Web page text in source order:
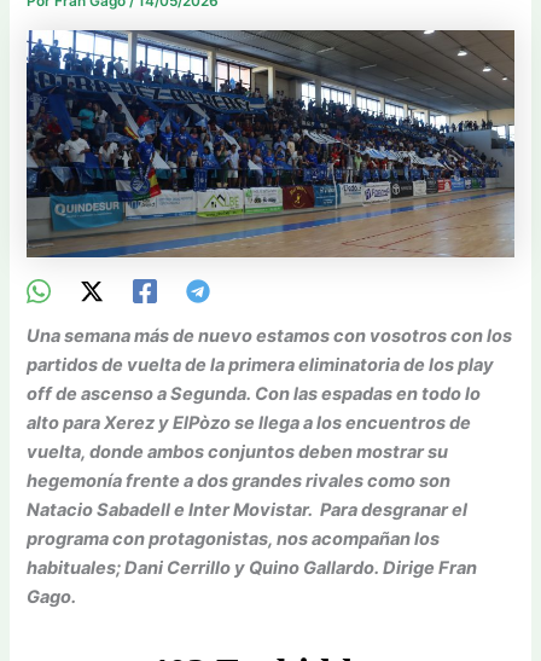
Una semana más de nuevo estamos con vosotros con los
partidos de vuelta de la primera eliminatoria de los play
off de ascenso a Segunda. Con las espadas en todo lo
alto para Xerez y ElPòzo se llega a los encuentros de
vuelta, donde ambos conjuntos deben mostrar su
hegemonía frente a dos grandes rivales como son
Natacio Sabadell e Inter Movistar. Para desgranar el
programa con protagonistas, nos acompañan los
habituales; Dani Cerrillo y Quino Gallardo. Dirige Fran
Gago.